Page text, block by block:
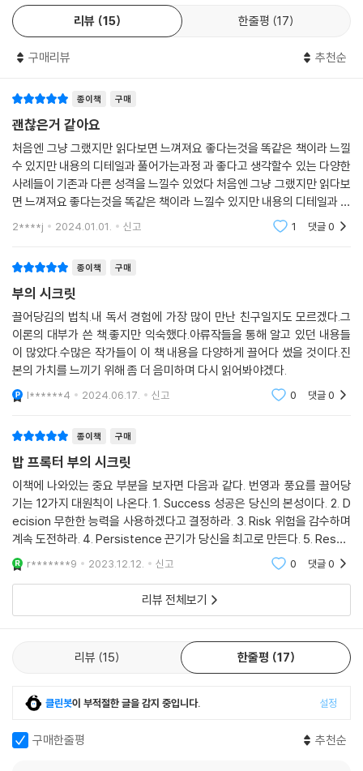
CHAPTER 05 책임감 : 모든 것을 스스로 책임져라
“날마다 사소한 일을 위대한 방식으로 함으로써 위대해진다.” 당신이 무슨
이 책임을 회피할 때마다 성공을 피하고 있음을 이해하지 못한다. 우리는
책임을 회피할 수는 있다. 하지만 책임을 회피한 결과를 피할 수는 없다.
--- p.156
CHAPTER 06 확신 : 자신이 어떤 존재인지 확신하라
어떤 상황에 있든 자신이 어떤 존재인지 알고 온전히 받아들이는 것이 확
신이다. 확신이 있고 없고는 외부에서 벌어지는 일과는 아무 관련이 없다.
--- p.200
당신의 가장 친한 친구는 당신 자신이어야 한다. 스스로를 사랑하는 법을
배워라. 자신이 훌륭하지 않다고 생각한다면 그 누구도 의미 있는 목표를
추구할 수 없다. 당신은 훌륭하다. 당신은 훌륭한 것 이상으로 탁월하다.
--- p.201
CHAPTER 07 행동 : 폭발적으로 행동하라
람이라는 평판을 얻겠다고 결정하라. 휴가를 간다면 보람차고 뜻 깊은 여
행으로 만들어라. 기억에 남을 만한 여행, 잊지 못할 여행으로 만들어라. 전
세계를 여행지로 삼아라. 사업을 키우는 행동에 나선다면 2배, 3배, 10배
로 확장하라. 행동할 때는 폭발적으로 해야 한다. 그래야 다른 사람이 쉽게
간여하지 못하다. 그러니 엄청난 행동을 하는 사람이 돼라.
--- p.224
CHAPTER 08 돈 : 돈은 당신이 끌어당기는 것이다
돈은 우리의 의식 속에 존재한다. 그리고 틀림없이 벌게 되어 있다.
--- p.252
마태는 부자는 더 부유해지고 가난한 자는 더 가난해진다고 말하고 있다.
이 말이 불공정하다고 생각하는 사람은 풍요로움은 남에게 받는 것이라고
생각하는 사람이다. 그들에게는 마태의 말이 몹시 불공정해 보일 것이다.
하지만 풍요로움을 본인이 끌어당기는 것으로 보면 전체 그림이 달라지고
마태의 말은 매우 공정한 말이 된다. 부유한 사람은 번영과 풍요를 생각하
기에 번영과 풍요를 더 많이 끌어당긴다. 반면에 가난한 사람은 결핍과 한
목표다. 그렇다면 어떤 목표여야 할까? 짜릿함과 두려움을 동시에 안겨주
는 원대하고 신나는 일을 달성하겠다는 목표, 정신을 온통 사로잡을 정도
로 멋진 목표, 인생과 기꺼이 바꿀 수 있는 목표, 깨어 있는 모든 시간에 우
로 원하는 것은 무엇인가? 누구나 크고 원대한 것을 원한다. 그것을 부정하
거나 거부하지 마라. 원하는 것을 잡아라. 그것을 종이에 적어라. 원하는 것
이 어떻게 이루어질지 알 필요는 없다. 하지만 원하는 것이 ‘반드시’ 이루어
진다는 것만은 꼭 알아야 한다.”
행동 또한 달라져야 한다. 엄청난 행동을 하는 사람, 탁월한 활약을 하는 사
람, 위대한 일을 해내는 사람이라는 평판을 얻어야 한다. 사업을 키우는 행
동에 나선다면 2배, 3배, 10배로 확장해야 한다. 행동할 때는 폭발적으로
동을 하는 사람이 돼라.” 나아가 위험을 기꺼이 감수해야 한다. 우리의 행
동과 결과는 길들여진 잠재의식의 표현이다. 우리는 너무나 오랜 세월 동
안 안전지대라는 정신의 감옥에 갇혀 살아 이것이 성격의 일부가 되어버렸
다. 안전지대에 머물려는 프로그래밍된 생각은 결핍과 한계, 실패와 좌절
만 안겨줄 뿐이다. “인생에서 가장 큰 위험은 아무런 위험도 감수하지 않는
것이다. 위험을 무릅쓰지 않는 사람은 아무 일도 하지 못하고 아무것도 얻
지 못하며 아무런 존재도 되지 못한다. 위험을 무릅쓰는 사람만이 자유로
워진다.” 우리가 위험을 감수하기 시작하면 가장 먼저 사랑하는 사람들이
하는 것이기 때문이다. 하지만 주위의 저항이 크면 클수록 더 좋다. 이것은
그만큼 우리가 위대하다는 증거다. “인생을 바꾸려면 단 3가지만 기억하
라. 첫째, 즉각 변화하라. 둘째, 대담하게 변화하라. 셋째, 예외를 두지 마
라.”
“믿어라, 그리고 성공하라”
이처럼 우리가 부와 성공의 비밀을 배우고, 느끼고, 변화하고, 성장하고,
사랑하며 살아가려고 할 때 무엇보다 중요한 것이 우리의 긍정적인 생각과
태도, 간절한 소원과 올바른 자아상이다. 생각은 가장 강력한 형태의 에너
지다. 생각이 감정을 일으키고 감정은 행동으로 나타나고 행동은 결과를
낳기 때문이다. 우리는 자신이 생각한 대로 된다. 우리의 정신은 긍정적인
런데 성공한 사람들은 어떤 상황에서든 긍정적인 면에 초점을 맞춘다. 좋
부정적인 결과를 얻고 긍정적인 것을 생각하면 긍정적인 결과를 얻는다.
작가이자 강연가로 새롭게 일을 시작했을 때 밥 프록터를 만난 것은 행운
이었다. 그의 지혜와 가르침 덕분에 100만 달러 수준의 연봉을 받던 마케
터 시절보다 더 많은 수입을 벌어들일 수 있었다.
리뷰 15 한줄평 17
구매리뷰 추천순
종이책 구매
괜찮은거 같아요
처음엔 그냥 그랬지만 읽다보면 느껴져요 좋다는것을 똑같은 책이라 느낄
수 있지만 내용의 디테일과 풀어가는과정 과 좋다고 생각할수 있는 다양한
사례들이 기존과 다른 성격을 느낄수 있었다 처음엔 그냥 그랬지만 읽다보
면 느껴져요 좋다는것을 똑같은 책이라 느낄수 있지만 내용의 디테일과 풀
어가는과정 과 좋다고 생각할수 있는 다양한 사례들이 기존과 다른 성격을
2****j 2024.01.01. 신고 1 댓글0
종이책 구매
부의 시크릿
끌어당김의 법칙.내 독서 경험에 가장 많이 만난 친구일지도 모르겠다.그
이론의 대부가 쓴 책.좋지만 익숙했다.아류작들을 통해 알고 있던 내용들
이 많았다.수많은 작가들이 이 책 내용을 다양하게 끌어다 썼을 것이다.진
본의 가치를 느끼기 위해 좀 더 음미하며 다시 읽어봐야겠다.
l******4 2024.06.17. 신고 0 댓글0
종이책 구매
밥 프록터 부의 시크릿
이책에 나와있는 중요 부분을 보자면 다음과 같다. 번영과 풍요를 끌어당
기는 12가지 대원칙이 나온다. 1. Success 성공은 당신의 본성이다. 2. D
ecision 무한한 능력을 사용하겠다고 결정하라. 3. Risk 위험을 감수하며
계속 도전하라. 4. Persistence 끈기가 당신을 최고로 만든다. 5. Respo
nsibility 모든 것을 스스로 책임져라 6. confidence 자신이 어떤 존재인
지 확신하라 7. act
r*******9 2023.12.12. 신고 0 댓글0
리뷰 전체보기
리뷰 15 한줄평 17
클린봇이 부적절한 글을 감지 중입니다. 설정
구매한줄평 추천순